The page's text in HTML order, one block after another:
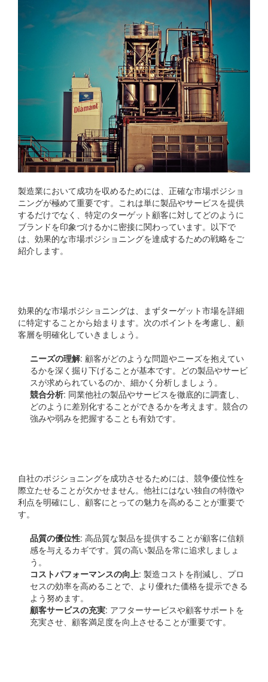
製造業において成功を収めるためには、正確な市場ポジショ
ニングが極めて重要です。これは単に製品やサービスを提供
するだけでなく、特定のターゲット顧客に対してどのように
ブランドを印象づけるかに密接に関わっています。以下で
は、効果的な市場ポジショニングを達成するための戦略をご
紹介します。
効果的な市場ポジショニングは、まずターゲット市場を詳細
に特定することから始まります。次のポイントを考慮し、顧
客層を明確化していきましょう。
ニーズの理解: 顧客がどのような問題やニーズを抱えてい
るかを深く掘り下げることが基本です。どの製品やサービ
スが求められているのか、細かく分析しましょう。
競合分析: 同業他社の製品やサービスを徹底的に調査し、
どのように差別化することができるかを考えます。競合の
強みや弱みを把握することも有効です。
自社のポジショニングを成功させるためには、競争優位性を
際立たせることが欠かせません。他社にはない独自の特徴や
利点を明確にし、顧客にとっての魅力を高めることが重要で
す。
品質の優位性: 高品質な製品を提供することが顧客に信頼
感を与えるカギです。質の高い製品を常に追求しましょ
う。
コストパフォーマンスの向上: 製造コストを削減し、プロ
セスの効率を高めることで、より優れた価格を提示できる
よう努めます。
顧客サービスの充実: アフターサービスや顧客サポートを
充実させ、顧客満足度を向上させることが重要です。